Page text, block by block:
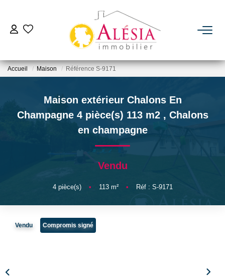
ACHETER
BIENS VENDUS / LOUÉS
NOTRE AGENCE
CONTACT
Accueil Maison Référence S-9171
Maison extérieur Chalons En
Champagne 4 pièce(s) 113 m2 , Chalons
en champagne
Vendu
4pièce(s) • 113m² • Réf : S-9171
Vendu Compromis signé